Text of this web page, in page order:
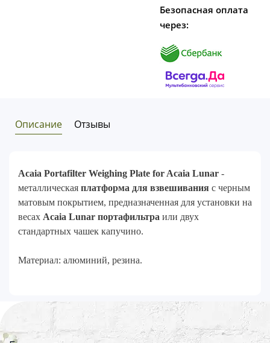
Безопасная оплата
через:
Описание Отзывы
Acaia Portafilter Weighing Plate for Acaia Lunar -
металлическая платформа для взвешивания с черным
матовым покрытием, предназначенная для установки на
весах Acaia Lunar портафильтра или двух
стандартных чашек капучино.
Материал: алюминий, резина.